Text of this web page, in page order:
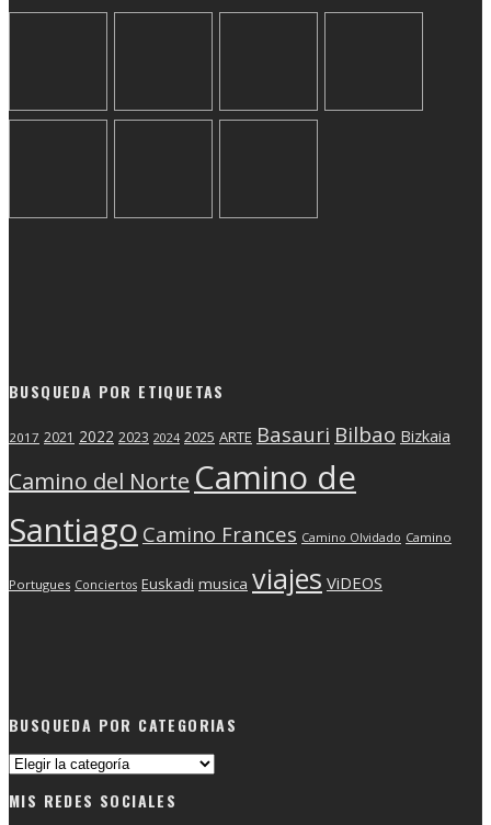
BUSQUEDA POR ETIQUETAS
2017 2021 2022 2023 2024 2025 ARTE Basauri Bilbao Bizkaia
Camino del Norte Camino de
Santiago Camino Frances Camino Olvidado Camino
Portugues Conciertos Euskadi musica viajes ViDEOS
BUSQUEDA POR CATEGORIAS
Busqueda
categorias
MIS REDES SOCIALES